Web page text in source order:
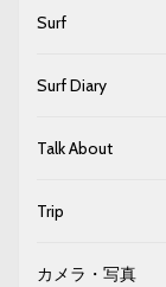
Surf
Surf Diary
Talk About
Trip
カメラ・写真